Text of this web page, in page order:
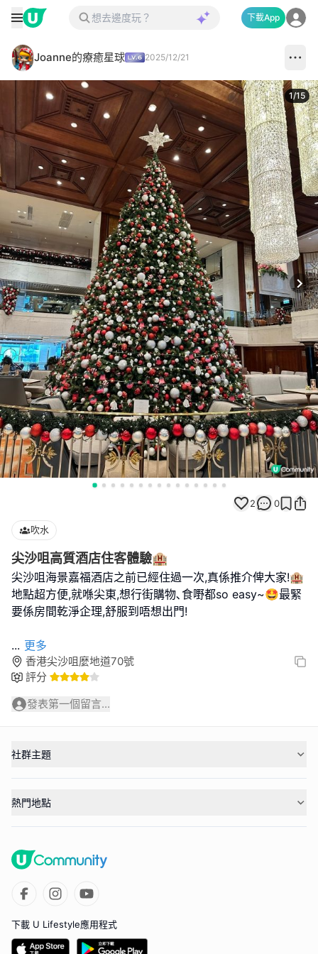
下載App
Joanne的療癒星球 2025/12/21
1/15
2 0
吹水
尖沙咀高質酒店住客體驗🏨
尖沙咀海景嘉福酒店之前已經住過一次,真係推介俾大家!🏨
地點超方便,就喺尖東,想行街購物､食嘢都so easy~🤩最緊
要係房間乾淨企理,舒服到唔想出門!
... 更多
香港尖沙咀麼地道70號
評分
發表第一個留言...
社群主題
熱門地點
下載 U Lifestyle應用程式